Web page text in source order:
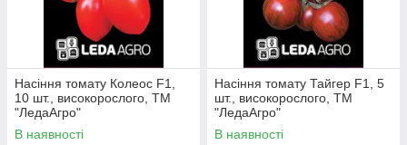
Насіння томату Колеос F1,
10 шт., високорослого, ТМ
"ЛедаАгро"
В наявності
Насіння томату Тайгер F1, 5
шт., високорослого, ТМ
"ЛедаАгро"
В наявності